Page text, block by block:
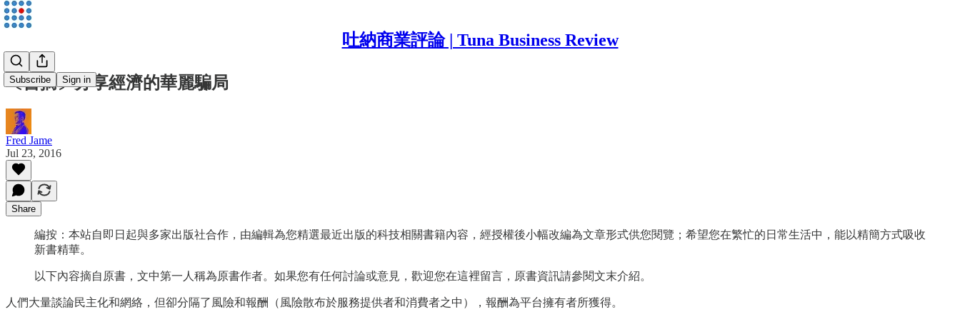
吐納商業評論 | Tuna Business Review
Subscribe Sign in
〔書摘〕分享經濟的華麗騙局
Fred Jame
Jul 23, 2016
Share
編按：本站自即日起與多家出版社合作，由編輯為您精選最近出版的科技相關書籍內容，經授權後小幅改編為文章形式供您閱覽；希望您在繁忙的日常生活中，能以精簡方式吸收
新書精華。
以下內容摘自原書，文中第一人稱為原書作者。如果您有任何討論或意見，歡迎您在這裡留言，原書資訊請參閱文末介紹。
人們大量談論民主化和網絡，但卻分隔了風險和報酬（風險散布於服務提供者和消費者之中），報酬為平台擁有者所獲得。